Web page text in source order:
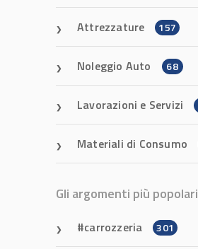
Attrezzature 157
Noleggio Auto 68
Lavorazioni e Servizi
Materiali di Consumo
Gli argomenti più popolari
carrozzeria 301